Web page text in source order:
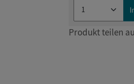
Produkt teilen